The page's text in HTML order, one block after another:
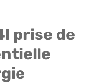
prise de